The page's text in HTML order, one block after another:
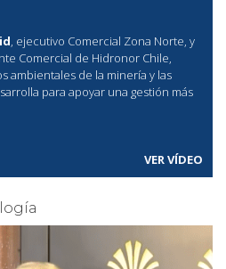
, ejecutivo Comercial Zona Norte, y
Comercial de Hidronor Chile,
ambientales de la minería y las
para apoyar una gestión más
VER VÍDEO